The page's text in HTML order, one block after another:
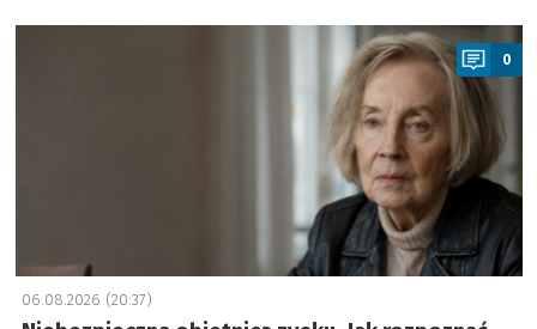
a
0
06.08.2026 (20:37)